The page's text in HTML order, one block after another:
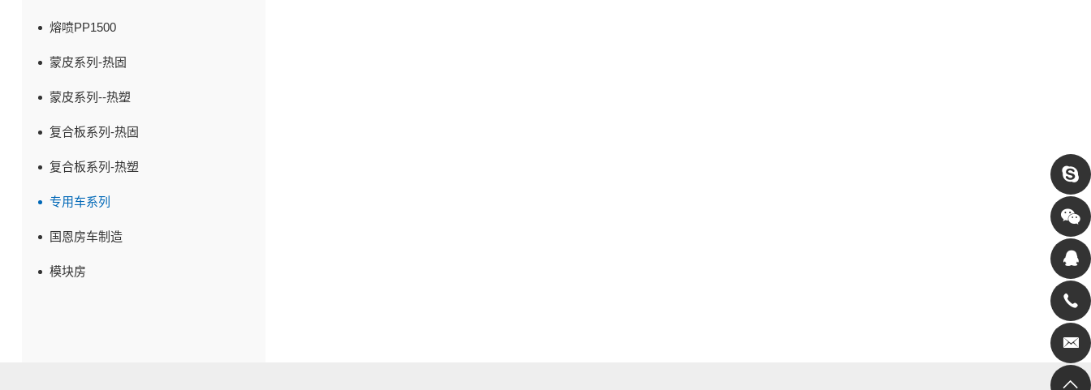
熔喷PP1500
蒙皮系列-热固
蒙皮系列--热塑
复合板系列-热固
复合板系列-热塑
专用车系列
国恩房车制造
模块房